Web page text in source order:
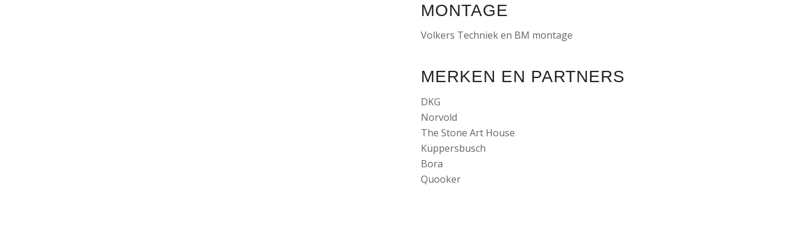
MONTAGE
Volkers Techniek en BM montage
MERKEN EN PARTNERS
DKG
Norvold
The Stone Art House
Küppersbusch
Bora
Quooker